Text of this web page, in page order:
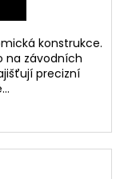
konstrukce.
na závodních
precizní